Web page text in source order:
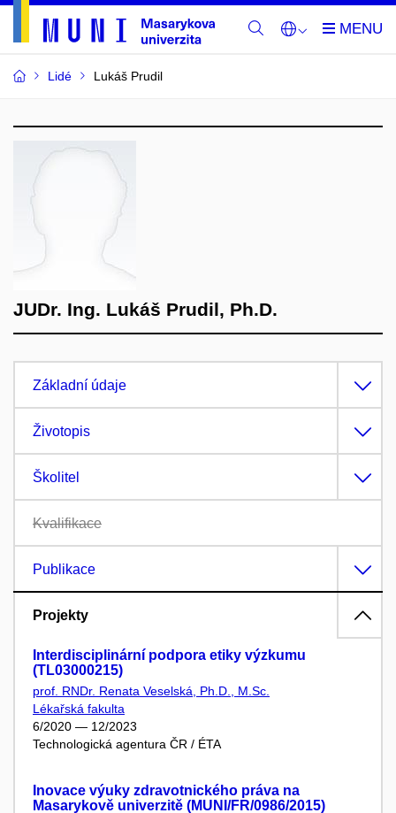
Lidé Lukáš Prudil
JUDr. Ing. Lukáš Prudil, Ph.D.
Základní údaje
Životopis
Školitel
Kvalifikace
Publikace
Projekty
Interdisciplinární podpora etiky výzkumu
(TL03000215)
prof. RNDr. Renata Veselská, Ph.D., M.Sc.
Lékařská fakulta
6/2020 — 12/2023
Technologická agentura ČR / ÉTA
Inovace výuky zdravotnického práva na
Masarykově univerzitě (MUNI/FR/0986/2015)